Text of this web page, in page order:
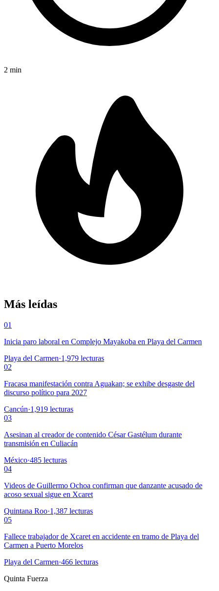
2 min
Más leídas
01
Inicia paro laboral en Complejo Mayakoba en Playa del Carmen
Playa del Carmen·1,979 lecturas
02
Fracasa manifestación contra Aguakan; se exhibe desgaste del
discurso político para 2027
Cancún·1,919 lecturas
03
Asesinan al creador de contenido César Gastélum durante
transmisión en Culiacán
México·485 lecturas
04
Videos de Guillermo Ochoa confirman que danzante acusado de
acoso sexual sigue en Xcaret
Quintana Roo·1,387 lecturas
05
Fallece trabajador de Xcaret en accidente en tramo de Playa del
Carmen a Puerto Morelos
Playa del Carmen·466 lecturas
Quinta Fuerza